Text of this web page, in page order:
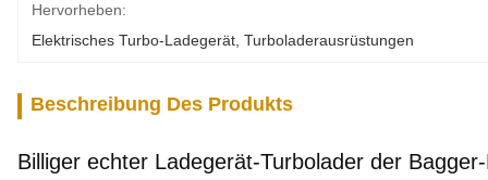
Hervorheben:
Elektrisches Turbo-Ladegerät Turboladerausrüstungen
Beschreibung Des Produkts
Billiger echter Ladegerät-Turbolader der